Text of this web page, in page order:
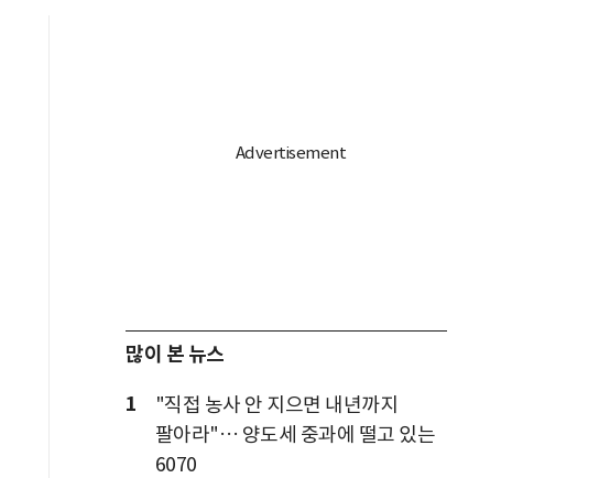
많이 본 뉴스
1
"직접 농사 안 지으면 내년까지
팔아라"… 양도세 중과에 떨고 있는
6070